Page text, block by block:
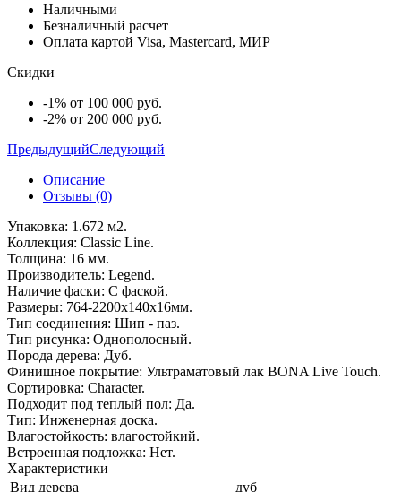
Наличными
Безналичный расчет
Оплата картой Visa, Mastercard, МИР
Скидки
-1% от 100 000 руб.
-2% от 200 000 руб.
ПредыдущийСледующий
Описание
Отзывы (0)
Упаковка: 1.672 м2.
Коллекция: Classic Line.
Толщина: 16 мм.
Производитель: Legend.
Наличие фаски: С фаской.
Размеры: 764-2200x140x16мм.
Тип соединения: Шип - паз.
Тип рисунка: Однополосный.
Порода дерева: Дуб.
Финишное покрытие: Ультраматовый лак BONA Live Touch.
Сортировка: Character.
Подходит под теплый пол: Да.
Тип: Инженерная доска.
Влагостойкость: влагостойкий.
Встроенная подложка: Нет.
Характеристики
Вид дерева
дуб